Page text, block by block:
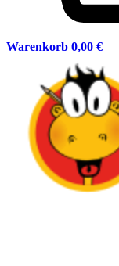
Warenkorb 0,00 €